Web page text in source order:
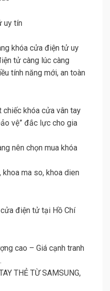
uy tín
khóa cửa điện tử uy
tử càng lúc càng
tính năng mới, an toàn
khóa cửa vân tay
vệ” đắc lực cho gia
nên chọn mua khóa
khoa ma so, khoa dien
điện tử tại Hồ Chí
cao – Giá cạnh tranh
THẺ TỪ SAMSUNG,